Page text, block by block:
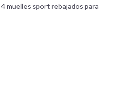
muelles sport rebajados para